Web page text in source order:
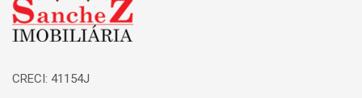
CRECI: 41154J